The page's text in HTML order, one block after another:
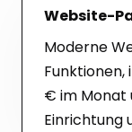
Website-
Moderne
Funktionen,
€ im Monat
Einrichtung